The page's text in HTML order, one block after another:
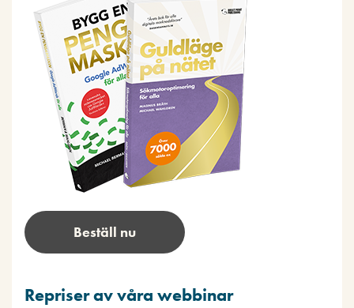
Beställ nu
Repriser av våra webbinar